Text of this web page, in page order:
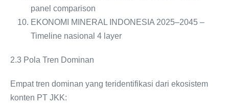
panel comparison
EKONOMI MINERAL INDONESIA 2025‒2045 –
Timeline nasional 4 layer
2.3 Pola Tren Dominan
Empat tren dominan yang teridentifikasi dari ekosistem
konten PT JKK: